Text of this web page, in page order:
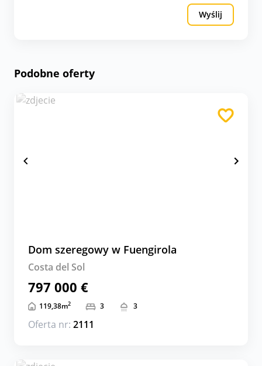
Wyślij
Podobne oferty
Dom szeregowy w Fuengirola
Costa del Sol
797 000 €
119,38m2 3 3
Oferta nr: 2111